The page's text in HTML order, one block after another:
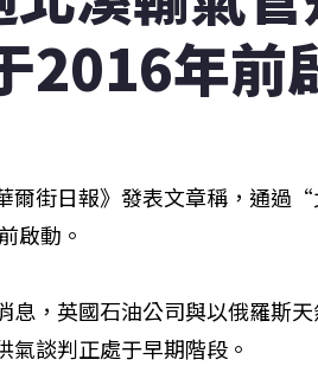
2016年前
爾街日報》發表文章稱，通過
啟動。
息，英國石油公司與以俄羅斯
氣談判正處于早期階段。